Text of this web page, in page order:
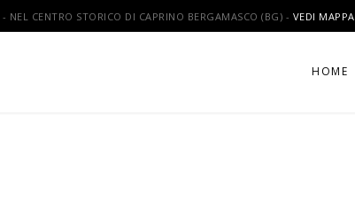
NEL CENTRO STORICO DI CAPRINO BERGAMASCO (BG) - VEDI MAPPA
HOME